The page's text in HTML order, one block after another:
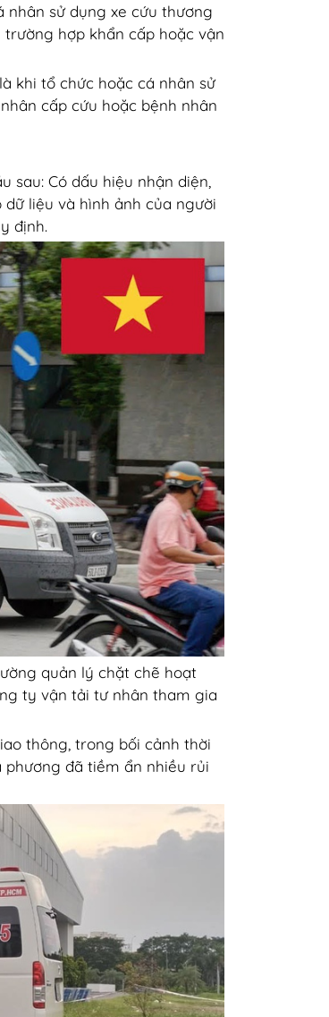
nhân sử dụng xe cứu thương
hợp khẩn cấp hoặc vận
khi tổ chức hoặc cá nhân sử
cấp cứu hoặc bệnh nhân
sau: Có dấu hiệu nhận diện,
liệu và hình ảnh của người
định.
quản lý chặt chẽ hoạt
ty vận tải tư nhân tham gia
thông, trong bối cảnh thời
đã tiềm ẩn nhiều rủi